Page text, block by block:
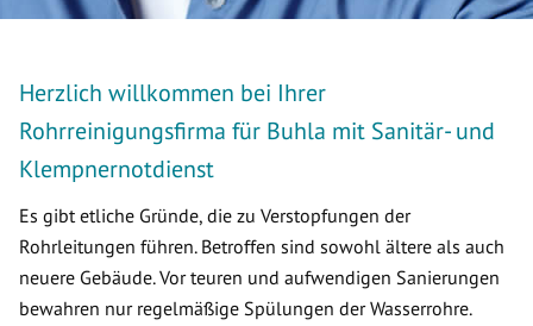
Herzlich willkommen bei Ihrer
Rohrreinigungsfirma für Buhla mit Sanitär- und
Klempnernotdienst
Es gibt etliche Gründe, die zu Verstopfungen der
Rohrleitungen führen. Betroffen sind sowohl ältere als auch
neuere Gebäude. Vor teuren und aufwendigen Sanierungen
bewahren nur regelmäßige Spülungen der Wasserrohre.